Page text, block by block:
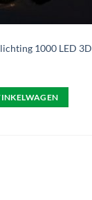
1000 LED 3D